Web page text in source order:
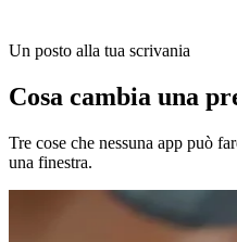
Un posto alla tua scrivania
Cosa cambia una
Tre cose che nessuna app può
una finestra.